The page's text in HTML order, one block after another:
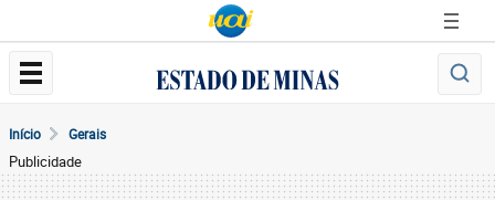
Início Gerais
Publicidade